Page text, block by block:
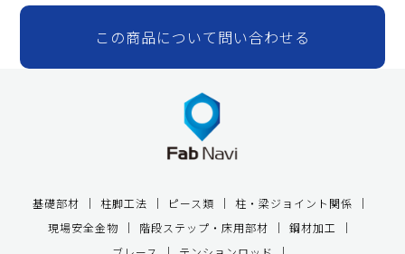
この商品について問い合わせる
基礎部材 柱脚工法 ピース類
柱・梁ジョイント関係
現場安全金物
階段ステップ・床用部材
鋼材加工